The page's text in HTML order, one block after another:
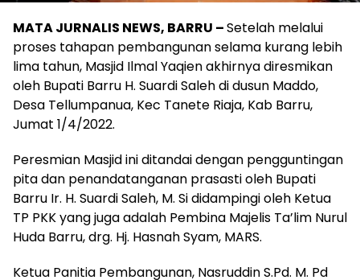
MATA JURNALIS NEWS, BARRU –Setelah melalui
proses tahapan pembangunan selama kurang lebih
lima tahun, Masjid Ilmal Yaqien akhirnya diresmikan
oleh Bupati Barru H. Suardi Saleh di dusun Maddo,
Desa Tellumpanua, Kec Tanete Riaja, Kab Barru,
Jumat 1/4/2022.
Peresmian Masjid ini ditandai dengan pengguntingan
pita dan penandatanganan prasasti oleh Bupati
Barru Ir. H. Suardi Saleh, M. Si didampingi oleh Ketua
TP PKK yang juga adalah Pembina Majelis Ta’lim Nurul
Huda Barru, drg. Hj. Hasnah Syam, MARS.
Ketua Panitia Pembangunan, Nasruddin S.Pd. M. Pd